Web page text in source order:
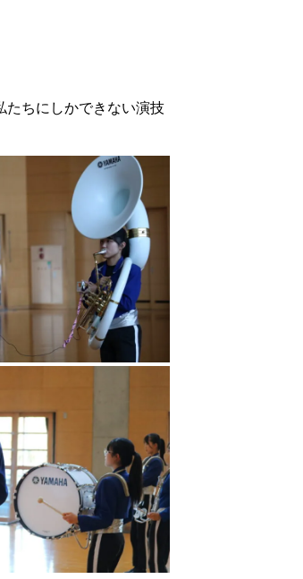
ちにしかできない演技